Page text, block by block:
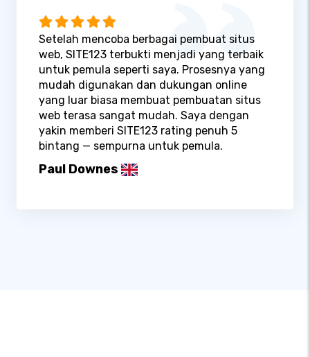
Setelah mencoba berbagai pembuat situs
web, SITE123 terbukti menjadi yang terbaik
untuk pemula seperti saya. Prosesnya yang
mudah digunakan dan dukungan online
yang luar biasa membuat pembuatan situs
web terasa sangat mudah. Saya dengan
yakin memberi SITE123 rating penuh 5
bintang — sempurna untuk pemula.
Paul Downes